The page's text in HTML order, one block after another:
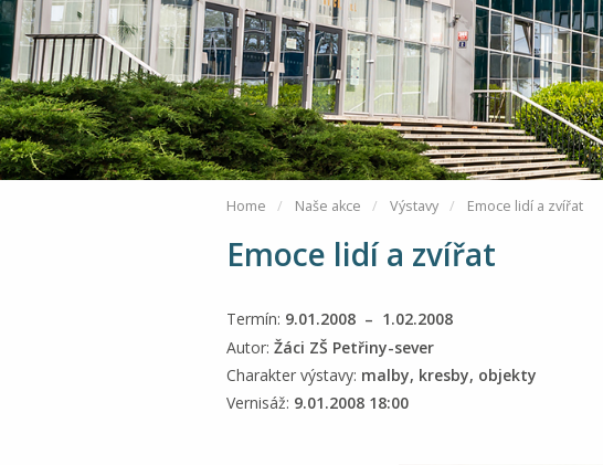
Home Naše akce Výstavy Emoce lidí a zvířat
Emoce lidí a zvířat
Termín: 9.01.2008 – 1.02.2008
Autor: Žáci ZŠ Petřiny-sever
Charakter výstavy: malby, kresby, objekty
Vernisáž: 9.01.2008 18:00